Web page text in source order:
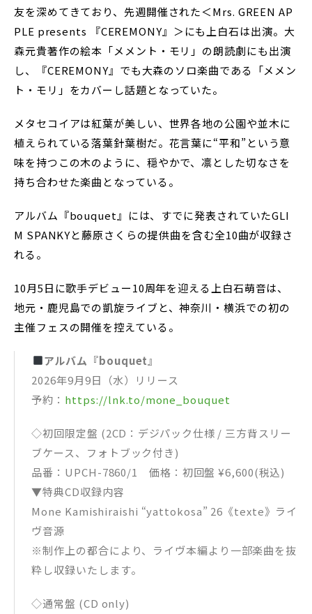
友を深めてきており、先週開催された＜Mrs. GREEN AP
PLE presents 『CEREMONY』＞にも上白石は出演。大
森元貴著作の絵本「メメント・モリ」の朗読劇にも出演
し、『CEREMONY』でも大森のソロ楽曲である「メメン
ト・モリ」をカバーし話題となっていた。
メタセコイアは紅葉が美しい、世界各地の公園や並木に
植えられている落葉針葉樹だ。花言葉に“平和”という意
味を持つこの木のように、穏やかで、凛とした切なさを
持ち合わせた楽曲となっている。
アルバム『bouquet』には、すでに発表されていたGLI
M SPANKYと藤原さくらの提供曲を含む全10曲が収録さ
れる。
10月5日に歌手デビュー10周年を迎える上白石萌音は、
地元・鹿児島での凱旋ライブと、神奈川・横浜での初の
主催フェスの開催を控えている。
アルバム『bouquet』
2026年9月9日（水）リリース
予約： https://lnk.to/mone_bouquet
◇初回限定盤 (2CD：デジパック仕様 / 三方背スリー
ブケース、フォトブック付き)
品番：UPCH-7860/1 価格：初回盤 ¥6,600(税込)
▼特典CD収録内容
Mone Kamishiraishi “yattokosa” 26《texte》ライ
ヴ音源
※制作上の都合により、ライヴ本編より一部楽曲を抜
粋し収録いたします。
◇通常盤 (CD only)